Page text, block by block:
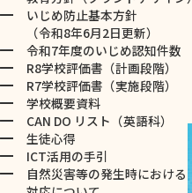
いじめ防止基本方針
（令和8年6月2日更新）
令和7年度のいじめ認知件数
R8学校評価書（計画段階）
R7学校評価書（実施段階）
学校概要資料
CAN DO リスト（英語科）
生徒心得
ICT活用の手引
自然災害等の発生時における